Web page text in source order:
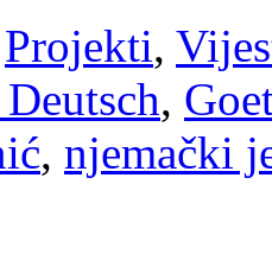
Projekti,
,
, njemački